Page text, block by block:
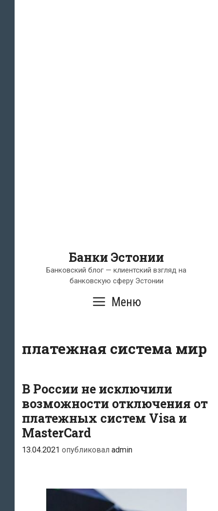
Банки Эстонии
Банковский блог — клиентский взгляд на
банковскую сферу Эстонии
Меню
платежная система мир
В России не исключили
возможности отключения от
платежных систем Visa и
MasterCard
13.04.2021 опубликовал admin